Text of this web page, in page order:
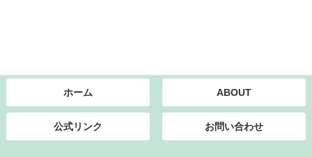
ホーム ABOUT
公式リンク お問い合わせ